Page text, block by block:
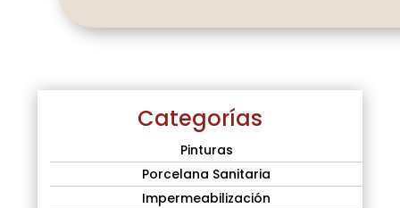
Categorías
Pinturas
Porcelana Sanitaria
Impermeabilización